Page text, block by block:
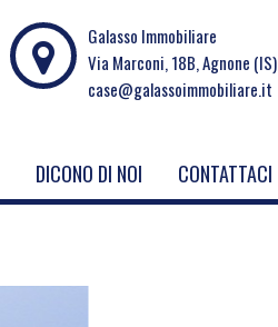
Galasso Immobiliare
Via Marconi, 18B, Agnone (IS)
case@galassoimmobiliare.it
DICONO DI NOI CONTATTACI